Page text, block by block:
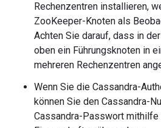
Rechenzentren installieren,
ZooKeeper-Knoten als
Achten Sie darauf, dass in
oben ein Führungsknoten in
mehreren Rechenzentren
Wenn Sie die Cassandra-
können Sie den Cassandra-
Cassandra-Passwort